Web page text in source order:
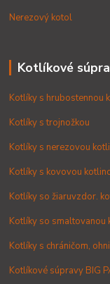
Nerezový kotol
Kotlíkové
Kotlíky s hrubostennou
Kotlíky s trojnožkou
Kotlíky s nerezovou
Kotlíky s kovovou
Kotlíky so žiaruvzdor.
Kotlíky so smaltovanou
Kotlíky s chráničom,
Kotlíkové súpravy BIG